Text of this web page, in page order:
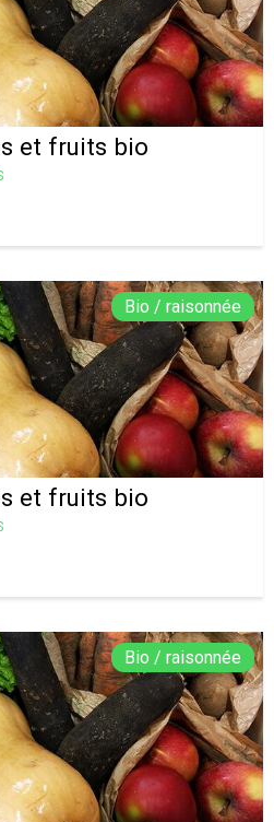
et fruits bio
Bio / raisonnée
et fruits bio
Bio / raisonnée